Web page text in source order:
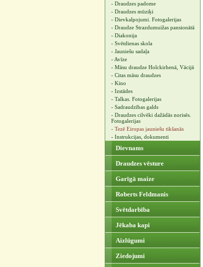
- Draudzes padome
- Draudzes mūziķi
- Dievkalpojumi. Fotogalerijas
- Draudze Strazdumuižas pansionātā
- Diakonija
- Svētdienas skola
- Jauniešu sadaļa
- Avīze
- Māsu draudze Holckirhenā, Vācijā
- Citas māsu draudzes
- Kino
- Izstādes
- Talkas. Fotogalerijas
- Sadraudzības galds
- Draudzes cilvēki dažādās norisēs.
Fotogalerijas
- Tezē Eiropas jauniešu tikšanās
- Instrukcijas, dokumenti
Dievnams
Draudzes vēsture
Garīgā maize
Roberts Feldmanis
Svētdarbība
Jēkaba kapi
Aizlūgumi
Ziedojumi